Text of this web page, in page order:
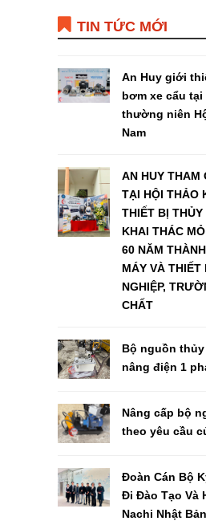
TIN TỨC MỚI
An Huy giới
bơm xe cẩu
thường niên
Nam
AN HUY THAM
TẠI HỘI THẢO
THIẾT BỊ
KHAI THÁC
60 NĂM
MÁY VÀ THIẾT
NGHIỆP,
CHẤT
Bộ nguồn
nâng điện 1
Nâng cấp bộ
theo yêu cầu
Đoàn Cán Bộ
Đi Đào Tạo Và
Nachi Nhật Bản